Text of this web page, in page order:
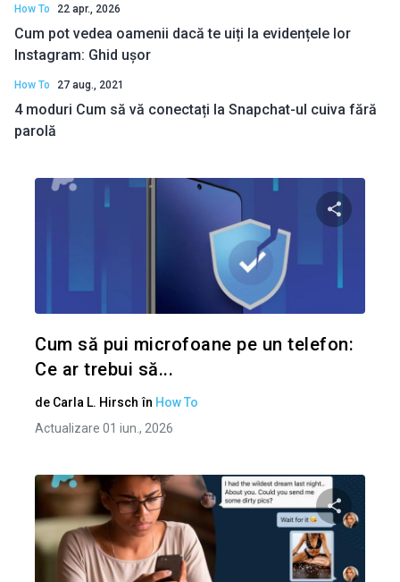
How To 22 apr., 2026
Cum pot vedea oamenii dacă te uiți la evidențele lor
Instagram: Ghid ușor
How To 27 aug., 2021
4 moduri Cum să vă conectați la Snapchat-ul cuiva fără
parolă
Cum să pui microfoane pe un telefon:
Ce ar trebui să...
de Carla L. Hirsch în How To
Actualizare 01 iun., 2026
Condividi